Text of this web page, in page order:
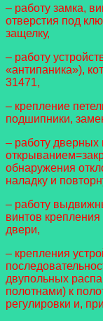
– работу замка,
отверстия под
защелку,
– работу
«антипаника»),
31471,
– крепление
подшипники,
– работу дверных
обнаружения
наладку и
– работу
винтов
двери,
– крепления
двупольных
полотнами) к
регулировки и,